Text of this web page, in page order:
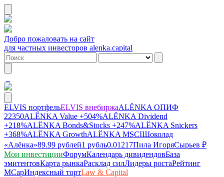
Добро пожаловать на сайт
для частных инвесторов alenka.capital
ELVIS портфельELVIS внебиржаALЁNKA ОПИФ
22350ALЁNKA Value +504%ALЁNKA Dividend
+218%ALЁNKA Bonds&Stocks +247%ALЁNKA Snickers
+368%ALЁNKA GrowthALЁNKA MSCIШоколад
«Алёнка»89.99 рублей1 рубль0.01217Пила ИгоряСырьев ₽
Мои инвестицииФорумКалендарь дивидендовБаза
эмитентовКарта рынкаРасклад силЛидеры ростаРейтинг
MCapИндексный тортLaw & Capital